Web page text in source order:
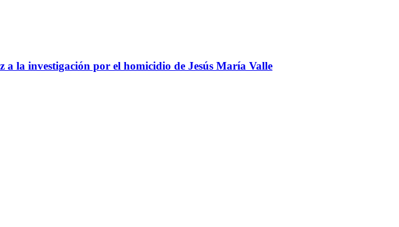
la investigación por el homicidio de Jesús María Valle